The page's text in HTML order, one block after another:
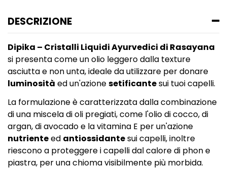
DESCRIZIONE
Dipika – Cristalli Liquidi Ayurvedici di Rasayana
si presenta come un olio leggero dalla texture
asciutta e non unta, ideale da utilizzare per donare
luminosità ed un'azionesetificantesui tuoi capelli.
La formulazione è caratterizzata dalla combinazione
di una miscela di oli pregiati, come l'olio di cocco, di
argan, di avocado e la vitamina E per un'azione
nutrienteed antiossidantesui capelli, inoltre
riescono a proteggere i capelli dal calore di phon e
piastra, per una chioma visibilmente più morbida.